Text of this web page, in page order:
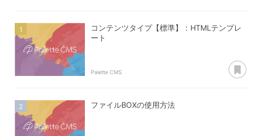
コンテンツタイプ【標準】：HTMLテンプレ
ート
Palette CMS
ファイルBOXの使用方法